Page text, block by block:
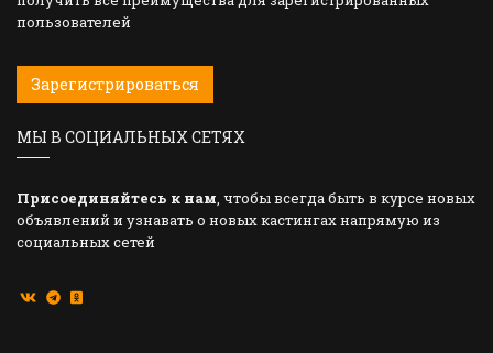
пользователей
Зарегистрироваться
МЫ В СОЦИАЛЬНЫХ СЕТЯХ
Присоединяйтесь к нам, чтобы всегда быть в курсе новых
объявлений и узнавать о новых кастингах напрямую из
социальных сетей